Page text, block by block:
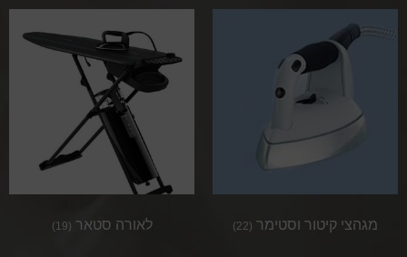
מגהצי קיטור וסטימר (22) לאורה סטאר (19)